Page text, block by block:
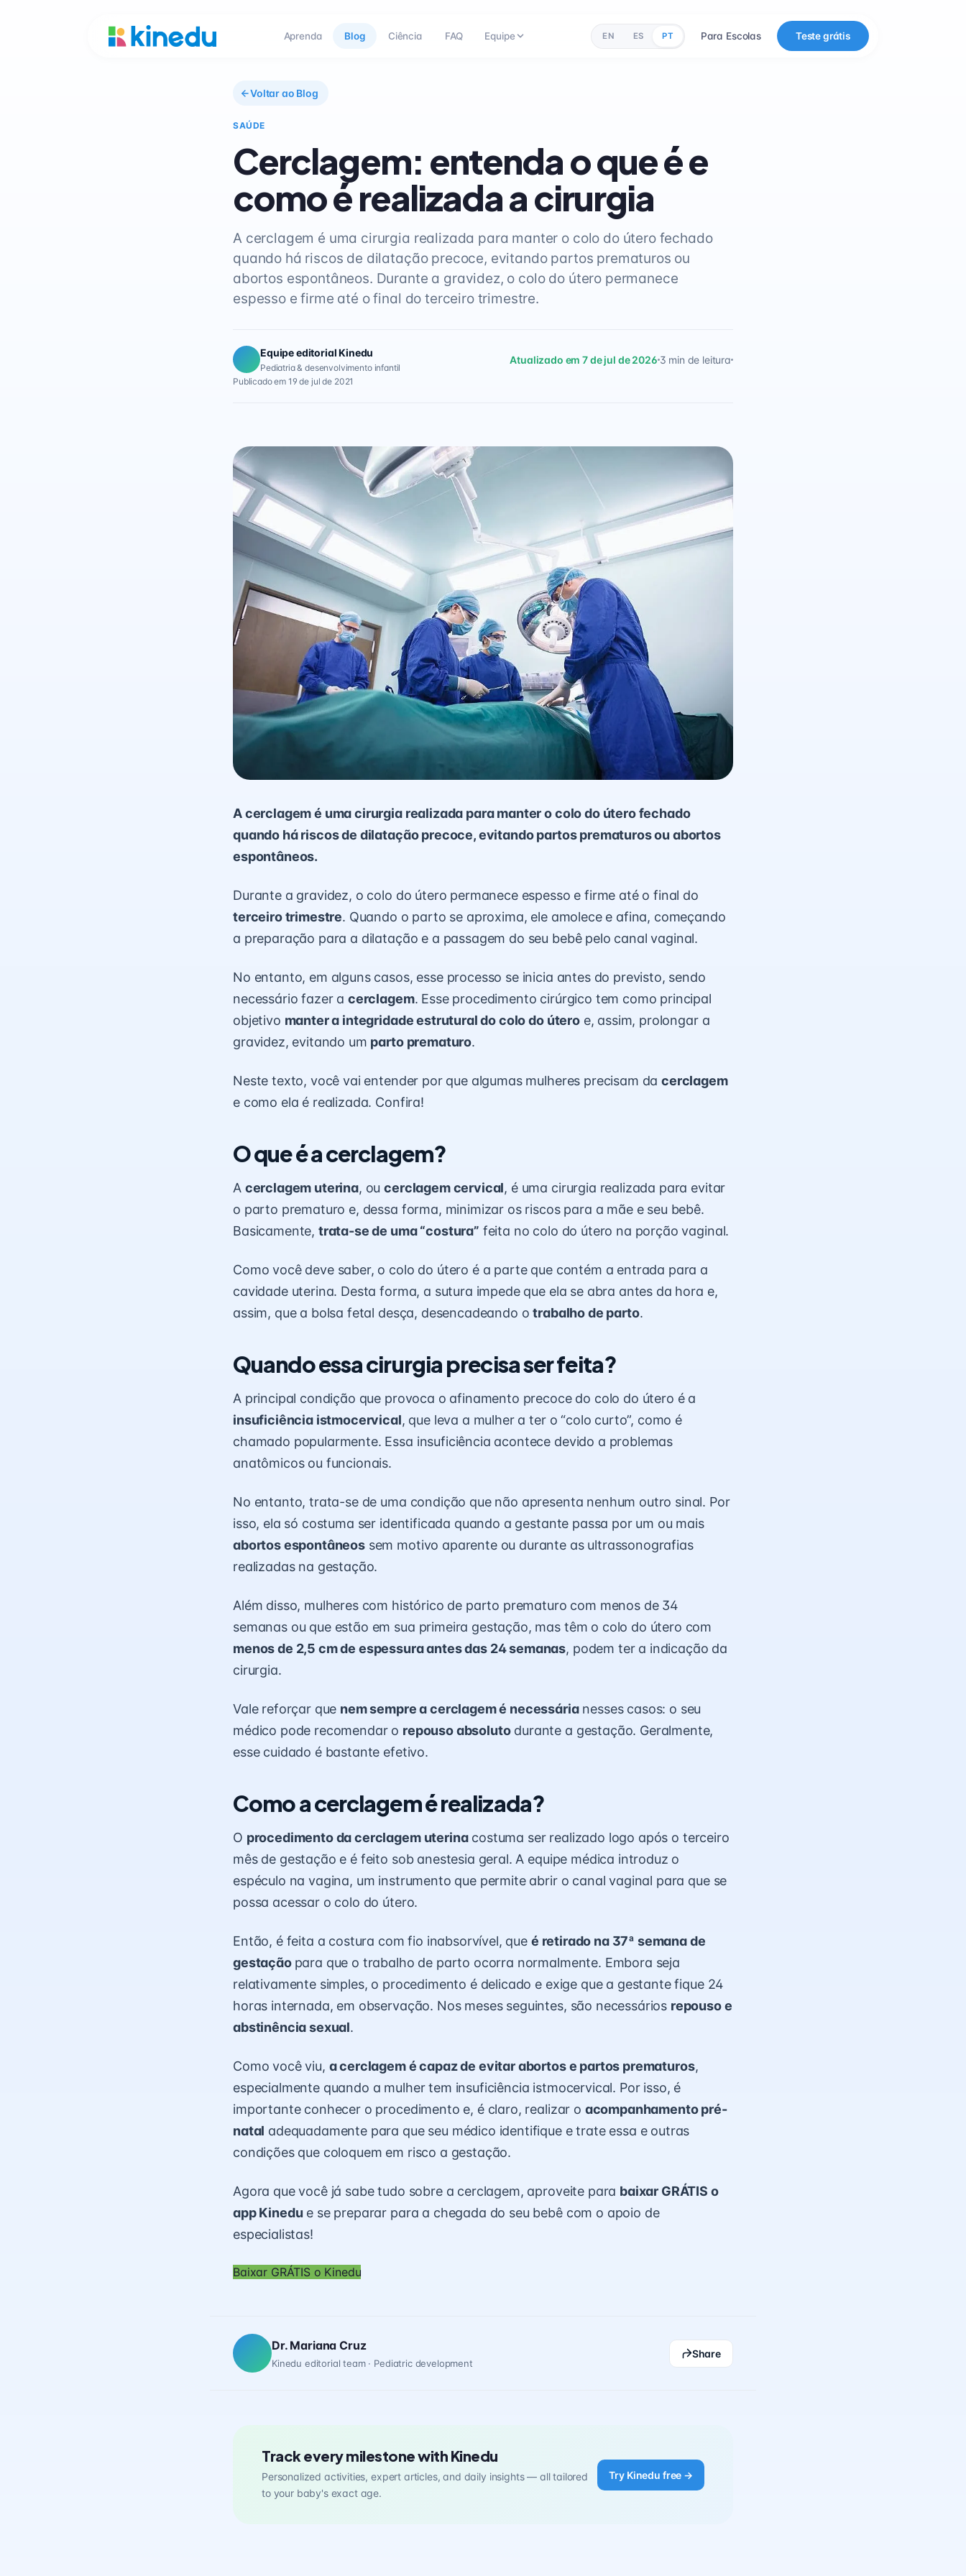
Aprenda Blog Ciência FAQ Equipe EN ES PT Para Escolas Teste grátis
Voltar ao Blog
SAÚDE
Cerclagem: entenda o que é e
como é realizada a cirurgia
A cerclagem é uma cirurgia realizada para manter o colo do útero fechado
quando há riscos de dilatação precoce, evitando partos prematuros ou
abortos espontâneos. Durante a gravidez, o colo do útero permanece
espesso e firme até o final do terceiro trimestre.
Equipe editorial Kinedu
Pediatria & desenvolvimento infantil
Atualizado em 7 de jul de 2026 3 min de leitura
Publicado em 19 de jul de 2021
A cerclagem é uma cirurgia realizada para manter o colo do útero fechado
quando há riscos de dilatação precoce, evitando partos prematuros ou abortos
espontâneos.
Durante a gravidez, o colo do útero permanece espesso e firme até o final do
terceiro trimestre. Quando o parto se aproxima, ele amolece e afina, começando
a preparação para a dilatação e a passagem do seu bebê pelo canal vaginal.
No entanto, em alguns casos, esse processo se inicia antes do previsto, sendo
necessário fazer a cerclagem. Esse procedimento cirúrgico tem como principal
objetivo manter a integridade estrutural do colo do úteroe, assim, prolongar a
gravidez, evitando um parto prematuro.
Neste texto, você vai entender por que algumas mulheres precisam dacerclagem
e como ela é realizada. Confira!
O que é a cerclagem?
A cerclagem uterina, oucerclagem cervical, é uma cirurgia realizada para evitar
o parto prematuro e, dessa forma, minimizar os riscos para a mãe e seu bebê.
Basicamente, trata-se de uma “costura” feita no colo do útero na porção vaginal.
Como você deve saber, o colo do útero é a parte que contém a entrada para a
cavidade uterina. Desta forma, a sutura impede que ela se abra antes da hora e,
assim, que a bolsa fetal desça, desencadeando otrabalho de parto.
Quando essa cirurgia precisa ser feita?
A principal condição que provoca o afinamento precoce do colo do útero é a
insuficiência istmocervical, que leva a mulher a ter o “colo curto”, como é
chamado popularmente. Essa insuficiência acontece devido a problemas
anatômicos ou funcionais.
No entanto, trata-se de uma condição que não apresenta nenhum outro sinal. Por
isso, ela só costuma ser identificada quando a gestante passa por um ou mais
abortos espontâneossem motivo aparente ou durante as ultrassonografias
realizadas na gestação.
Além disso, mulheres com histórico de parto prematuro com menos de 34
semanas ou que estão em sua primeira gestação, mas têm o colo do útero com
menos de 2,5 cm de espessura antes das 24 semanas, podem ter a indicação da
cirurgia.
Vale reforçar que nem sempre a cerclagem é necessárianesses casos: o seu
médico pode recomendar o repouso absolutodurante a gestação. Geralmente,
esse cuidado é bastante efetivo.
Como a cerclagem é realizada?
O procedimento da cerclagem uterinacostuma ser realizado logo após o terceiro
mês de gestação e é feito sob anestesia geral. A equipe médica introduz o
espéculo na vagina, um instrumento que permite abrir o canal vaginal para que se
possa acessar o colo do útero.
Então, é feita a costura com fio inabsorvível, que é retirado na 37ª semana de
gestação para que o trabalho de parto ocorra normalmente. Embora seja
relativamente simples, o procedimento é delicado e exige que a gestante fique 24
horas internada, em observação. Nos meses seguintes, são necessários repouso e
abstinência sexual.
Como você viu, a cerclagem é capaz de evitar abortos e partos prematuros,
especialmente quando a mulher tem insuficiência istmocervical. Por isso, é
importante conhecer o procedimento e, é claro, realizar o acompanhamento pré-
natal adequadamente para que seu médico identifique e trate essa e outras
condições que coloquem em risco a gestação.
Agora que você já sabe tudo sobre a cerclagem, aproveite para baixar GRÁTIS o
app Kinedu e se preparar para a chegada do seu bebê com o apoio de
especialistas!
Baixar GRÁTIS o Kinedu
Dr. Mariana Cruz
Kinedu editorial team · Pediatric development
Share
Track every milestone with Kinedu
Personalized activities, expert articles, and daily insights — all tailored
to your baby's exact age.
Try Kinedu free →